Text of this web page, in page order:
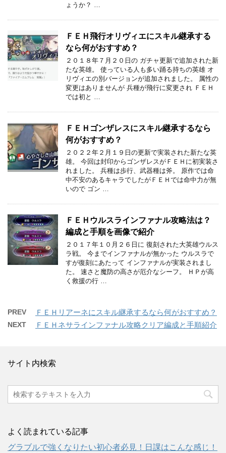
ょうか？ …
ＦＥＨ飛行オリヴィエにスキル継承する
なら何がおすすめ？
２０１８年７月２０日の ガチャ更新で追加された新
たな英雄。 使っている人も多い踊る持ちの英雄 オ
リヴィエの別バージョンが追加されました。 属性の
変更はありませんが 兵種が飛行に変更され ＦＥＨ
では初と …
ＦＥＨゴンザレスにスキル継承するなら
何がおすすめ？
２０２２年２月１９日の更新で実装された新たな英
雄。 今回は封印からゴンザレスがＦＥＨに初実装さ
れました。 兵種は歩行、武器種は斧。 原作では命
中不安のあるキャラでしたがＦＥＨでは命中力が無
いので ゴン …
ＦＥＨウルスラインファナル攻略法は？
編成と手順を画像で紹介
２０１７年１０月２６日に 復刻された大英雄ウルス
ラ戦。 今までインファナルが無かった ウルスラで
すが復刻にあたって インファナルが実装されまし
た。 速さと魔防の高さが厄介なシーフ。 ＨＰが高
く救援の行 …
PREV ＦＥＨリアーネにスキル継承するなら何がおすすめ？
NEXT ＦＥＨネサラインファナル攻略クリア編成と手順紹介
サイト内検索
よく読まれている記事
グラブルで強くなりたい初心者必見！日課はこんな感じ！